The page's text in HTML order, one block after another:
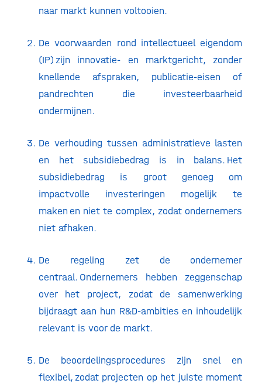
naar markt kunnen voltooien.
De voorwaarden rond intellectueel eigendom
(IP) zijn innovatie- en marktgericht, zonder
knellende afspraken, publicatie-eisen of
pandrechten die investeerbaarheid
ondermijnen.
De verhouding tussen administratieve lasten
en het subsidiebedrag is in balans. Het
subsidiebedrag is groot genoeg om
impactvolle investeringen mogelijk te
maken en niet te complex, zodat ondernemers
niet afhaken.
De regeling zet de ondernemer
centraal. Ondernemers hebben zeggenschap
over het project, zodat de samenwerking
bijdraagt aan hun R&D-ambities en inhoudelijk
relevant is voor de markt.
De beoordelingsprocedures zijn snel en
flexibel, zodat projecten op het juiste moment